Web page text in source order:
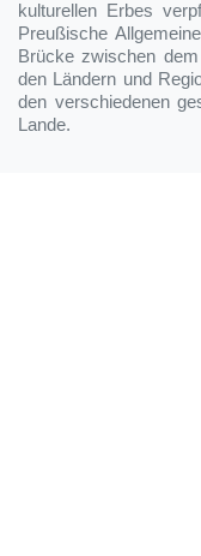
kulturellen Erbes
Preußische
Brücke zwischen
den Ländern und
den verschiedenen
Lande.